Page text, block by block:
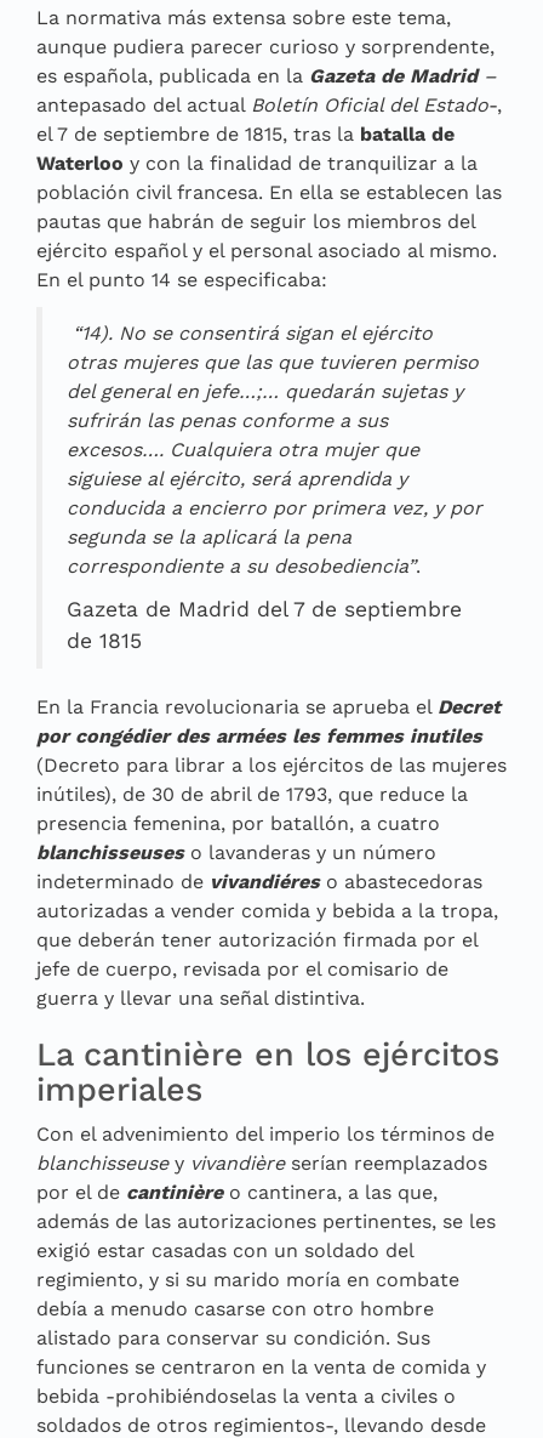
La normativa más extensa sobre este tema,
aunque pudiera parecer curioso y sorprendente,
es española, publicada en la Gazeta de Madrid–
antepasado del actual Boletín Oficial del Estado-,
el 7 de septiembre de 1815, tras la batalla de
Waterloo y con la finalidad de tranquilizar a la
población civil francesa. En ella se establecen las
pautas que habrán de seguir los miembros del
ejército español y el personal asociado al mismo.
En el punto 14 se especificaba:
“14). No se consentirá sigan el ejército
otras mujeres que las que tuvieren permiso
del general en jefe…;… quedarán sujetas y
sufrirán las penas conforme a sus
excesos…. Cualquiera otra mujer que
siguiese al ejército, será aprendida y
conducida a encierro por primera vez, y por
segunda se la aplicará la pena
correspondiente a su desobediencia”.
Gazeta de Madrid del 7 de septiembre
de 1815
En la Francia revolucionaria se aprueba el Decret
por congédier des armées les femmes inutiles
(Decreto para librar a los ejércitos de las mujeres
inútiles), de 30 de abril de 1793, que reduce la
presencia femenina, por batallón, a cuatro
blanchisseuses o lavanderas y un número
indeterminado de vivandiéres o abastecedoras
autorizadas a vender comida y bebida a la tropa,
que deberán tener autorización firmada por el
jefe de cuerpo, revisada por el comisario de
guerra y llevar una señal distintiva.
La cantinière en los ejércitos
imperiales
Con el advenimiento del imperio los términos de
blanchisseusey vivandièreserían reemplazados
por el de cantinière o cantinera, a las que,
además de las autorizaciones pertinentes, se les
exigió estar casadas con un soldado del
regimiento, y si su marido moría en combate
debía a menudo casarse con otro hombre
alistado para conservar su condición. Sus
funciones se centraron en la venta de comida y
bebida -prohibiéndoselas la venta a civiles o
soldados de otros regimientos-, llevando desde